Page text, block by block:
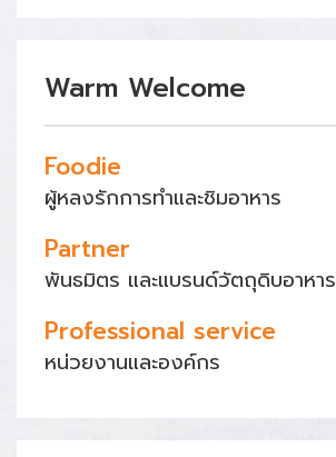
Warm Welcome
Foodie
ผู้หลงรักการทำและชิมอาหาร
Partner
พันธมิตร และแบรนด์วัตถุดิบอาหาร
Professional service
หน่วยงานและองค์กร